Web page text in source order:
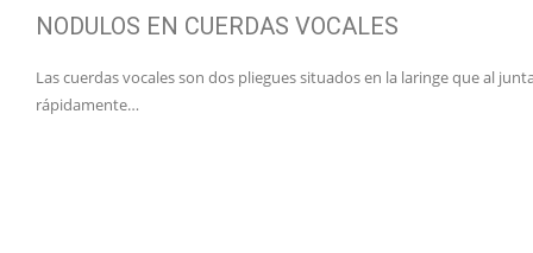
NODULOS EN CUERDAS VOCALES
Las cuerdas vocales son dos pliegues situados en la laringe que al
rápidamente…